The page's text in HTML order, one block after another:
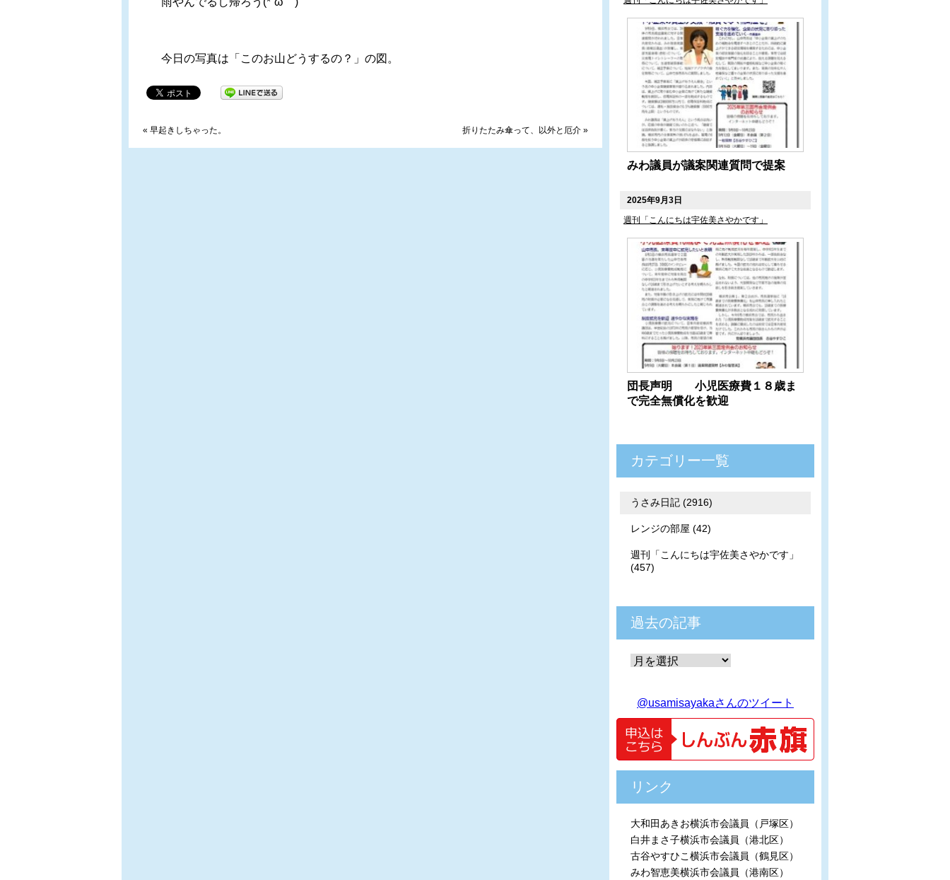
今日の写真は「このお山どうするの？」の図。
« 早起きしちゃった。 折りたたみ傘って、以外と厄介 »
みわ議員が議案関連質問で提案
2025年9月3日
週刊「こんにちは宇佐美さやかです」
団長声明 小児医療費１８歳ま
で完全無償化を歓迎
カテゴリー一覧
うさみ日記 (2916)
レンジの部屋 (42)
週刊「こんにちは宇佐美さやかです」
(457)
過去の記事
@usamisayakaさんのツイート
リンク
大和田あきお横浜市会議員（戸塚区）
白井まさ子横浜市会議員（港北区）
古谷やすひこ横浜市会議員（鶴見区）
みわ智恵美横浜市会議員（港南区）